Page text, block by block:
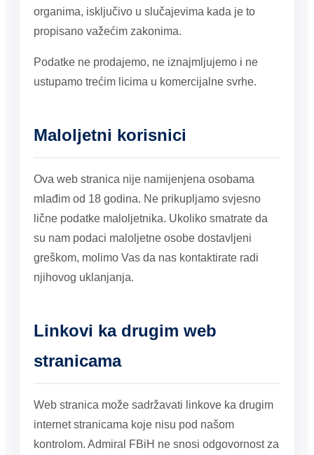
organima, isključivo u slučajevima kada je to
propisano važećim zakonima.
Podatke ne prodajemo, ne iznajmljujemo i ne
ustupamo trećim licima u komercijalne svrhe.
Maloljetni korisnici
Ova web stranica nije namijenjena osobama
mlađim od 18 godina. Ne prikupljamo svjesno
lične podatke maloljetnika. Ukoliko smatrate da
su nam podaci maloljetne osobe dostavljeni
greškom, molimo Vas da nas kontaktirate radi
njihovog uklanjanja.
Linkovi ka drugim web
stranicama
Web stranica može sadržavati linkove ka drugim
internet stranicama koje nisu pod našom
kontrolom. Admiral FBiH ne snosi odgovornost za